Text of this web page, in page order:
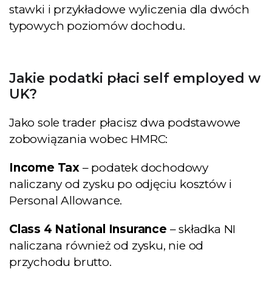
stawki i przykładowe wyliczenia dla dwóch
typowych poziomów dochodu.
Jakie podatki płaci self employed w
UK?
Jako sole trader płacisz dwa podstawowe
zobowiązania wobec HMRC:
Income Tax – podatek dochodowy
naliczany od zysku po odjęciu kosztów i
Personal Allowance.
Class 4 National Insurance – składka NI
naliczana również od zysku, nie od
przychodu brutto.